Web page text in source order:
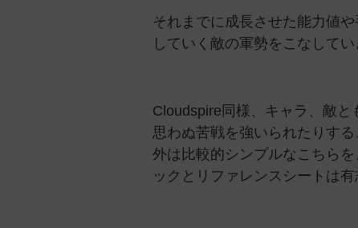
それまでに成長させた能力値
していく敵の軍勢をこなしてい
Cloudspire同様、キャラ、敵と
思わぬ苦戦を強いられたりす
外は比較的シンプルなこちら
ックとリファレンスシートは有